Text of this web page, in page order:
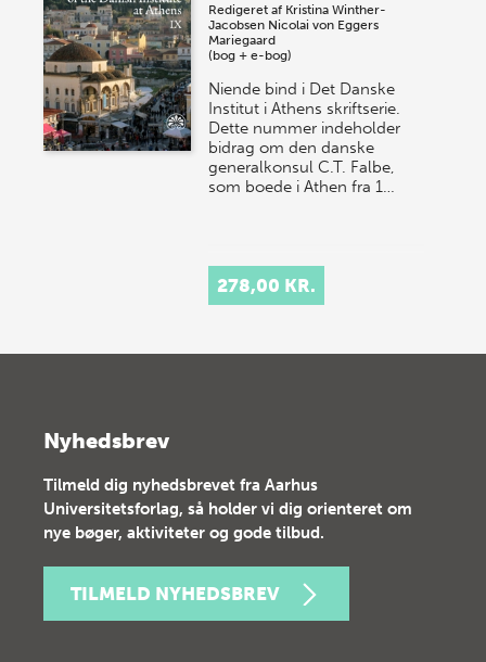
Redigeret af Kristina Winther-
Jacobsen Nicolai von Eggers
Mariegaard
(bog + e-bog)
Niende bind i Det Danske
Institut i Athens skriftserie.
Dette nummer indeholder
bidrag om den danske
generalkonsul C.T. Falbe,
som boede i Athen fra 1…
278,00 KR.
Nyhedsbrev
Tilmeld dig nyhedsbrevet fra Aarhus
Universitetsforlag, så holder vi dig orienteret om
nye bøger, aktiviteter og gode tilbud.
TILMELD NYHEDSBREV